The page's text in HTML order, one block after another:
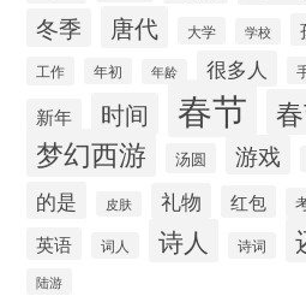
冬季 唐代 大学 学校
工作 年初 年龄 很多人
新年 时间 春节
梦幻西游 汤圆 游戏
的是 皮肤 礼物 红包
英语 词人 诗人 诗词
陆游